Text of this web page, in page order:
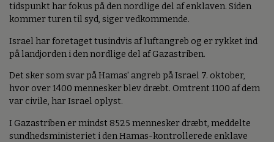
tidspunkt har fokus på den nordlige del af enklaven. Siden
kommer turen til syd, siger vedkommende.
Israel har foretaget tusindvis af luftangreb og er rykket ind
på landjorden i den nordlige del af Gazastriben.
Det sker som svar på Hamas' angreb på Israel 7. oktober,
hvor over 1400 mennesker blev dræbt. Omtrent 1100 af dem
var civile, har Israel oplyst.
I Gazastriben er mindst 8525 mennesker dræbt, meddelte
sundhedsministeriet i den Hamas-kontrollerede enklave